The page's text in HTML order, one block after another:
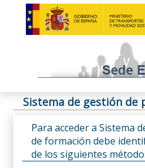
Sistema de gestión de
Para acceder a Sistema
de formación debe
de los siguientes